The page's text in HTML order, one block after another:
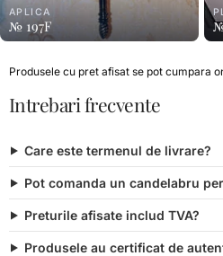
APLICA
№ 197F
Produsele cu pret afisat se pot cumpara
Intrebari frecvente
Care este termenul de livrare?
Pot comanda un candelabru
Preturile afisate includ TVA?
Produsele au certificat de